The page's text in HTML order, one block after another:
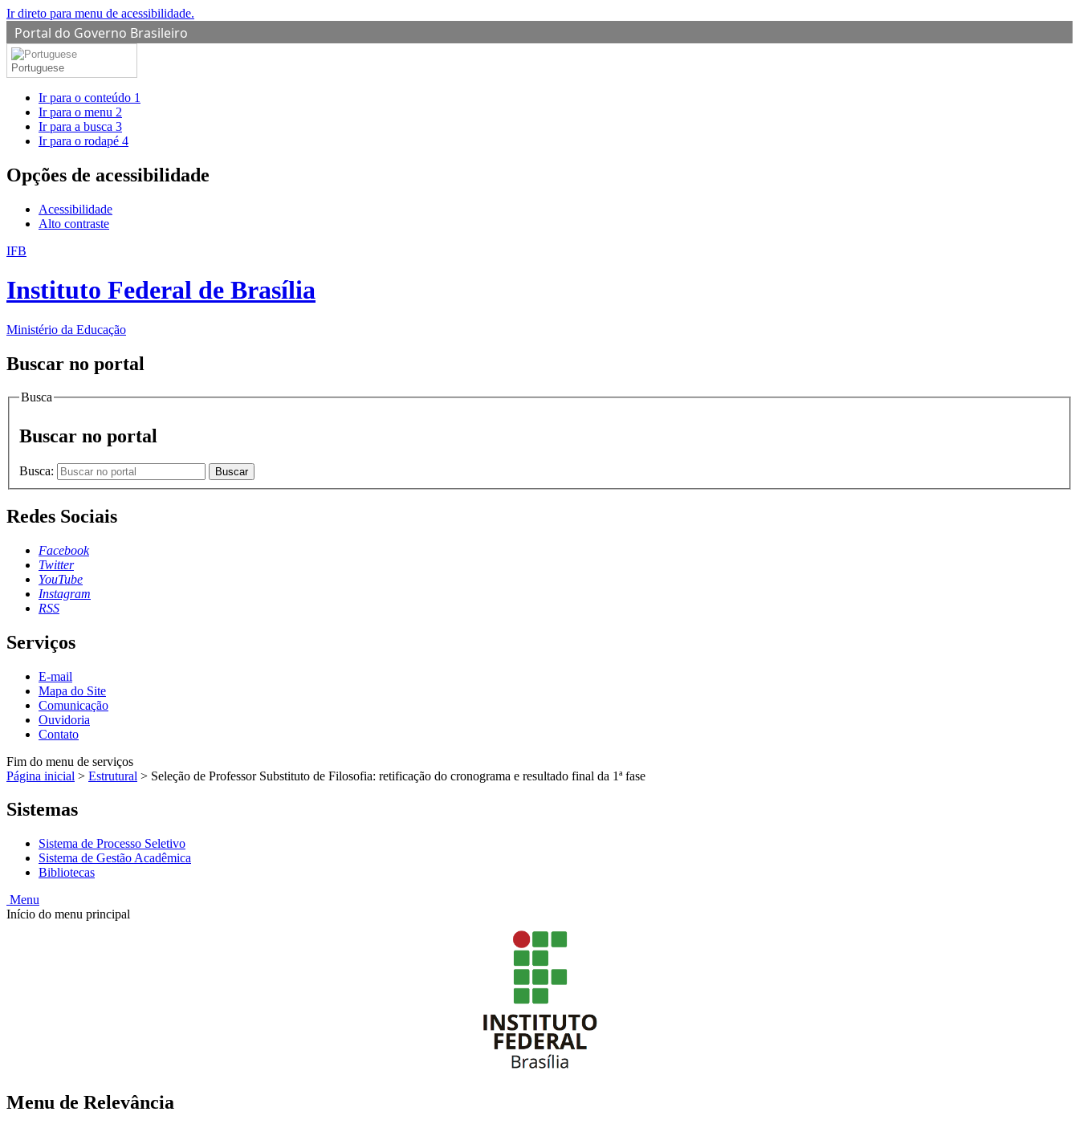
Ir direto para menu de acessibilidade.
Portal do Governo Brasileiro
Portuguese
Ir para o conteúdo 1
Ir para o menu 2
Ir para a busca 3
Ir para o rodapé 4
Opções de acessibilidade
Acessibilidade
Alto contraste
IFB
Instituto Federal de Brasília
Ministério da Educação
Buscar no portal
Busca
Buscar no portal
Busca: Buscar
Redes Sociais
Facebook
Twitter
YouTube
Instagram
RSS
Serviços
E-mail
Mapa do Site
Comunicação
Ouvidoria
Contato
Fim do menu de serviços
Página inicial > Estrutural > Seleção de Professor Substituto de Filosofia: retificação do cronograma e resultado final da 1ª fase
Sistemas
Sistema de Processo Seletivo
Sistema de Gestão Acadêmica
Bibliotecas
Menu
Início do menu principal
Menu de Relevância